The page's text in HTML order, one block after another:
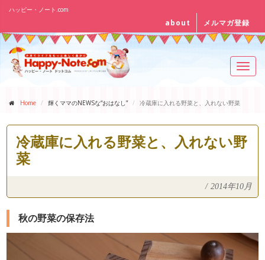
ハッピー・ノート.com
about メルマガ登録
Home 輝くママのNEWSな“おはなし” 冷蔵庫に入れる野菜と、入れない野菜
冷蔵庫に入れる野菜と、入れない野
菜
/ 2014年10月
秋の野菜の保存法